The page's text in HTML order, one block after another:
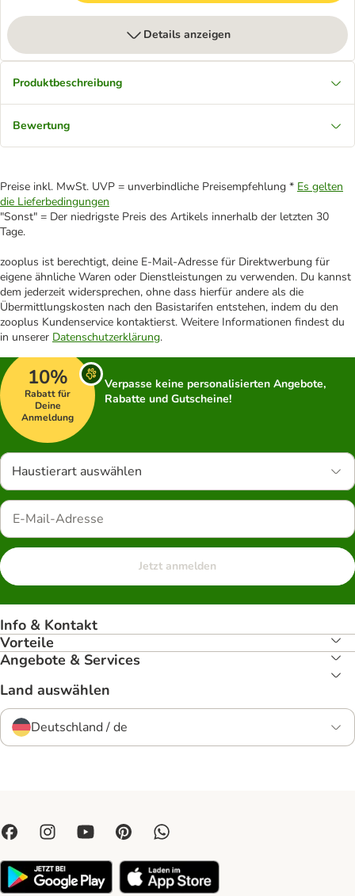
Details anzeigen
Produktbeschreibung
Bewertung
Preise inkl. MwSt. UVP = unverbindliche Preisempfehlung * Es gelten
die Lieferbedingungen
"Sonst" = Der niedrigste Preis des Artikels innerhalb der letzten 30
Tage.
zooplus ist berechtigt, deine E-Mail-Adresse für Direktwerbung für
eigene ähnliche Waren oder Dienstleistungen zu verwenden. Du kannst
dem jederzeit widersprechen, ohne dass hierfür andere als die
Übermittlungskosten nach den Basistarifen entstehen, indem du den
zooplus Kundenservice kontaktierst. Weitere Informationen findest du
in unserer Datenschutzerklärung.
10%
Rabatt für
Deine
Anmeldung
Verpasse keine personalisierten Angebote,
Rabatte und Gutscheine!
Haustierart auswählen
Jetzt anmelden
Info & Kontakt
Vorteile
Angebote & Services
Land auswählen
Deutschland / de